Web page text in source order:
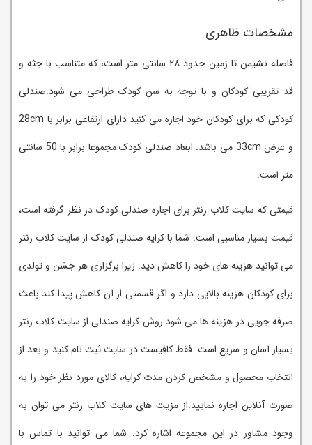
مشخصات ظاهری
فاصله نشیمن تا زمین حدود ۲۸ سانتی متر است، که متناسب با جثه و
قد تقریبی کودکان و با توجه به سن کودک طراحی می شود.صندلی
کودکی که برای کودکان خود اجاره می کنید دارای ارتفاعی برابر با 28cm
و عرض 33cm می باشد. ابعاد صندلی کودک مجموعا برابر با 50 سانتی
متر است.
قیمتی که سایت کلاب رنتر برای اجاره صندلی کودک در نظر گرفته است،
قیمت بسیار مناسبی است. شما با کرایه صندلی کودک از سایت کلاب رنتر
می توانید هزینه های خود را کاهش دید. زیرا برگزاری هر جشن و تولدی
برای کودکان هزینه بالایی دارد و اگر قسمتی از آن کاهش پیدا کند باعث
صرفه جویی در هزینه ها می شود.روش کرایه صندلی از سایت کلاب رنتر
بسیار آسان و سریع است. فقط کافیست در سایت ثبت نام کنید و بعد از
انتخاب محصول و مشخص کردن مدت کرایه، کالای مورد نظر خود را به
صورت آنلاین اجاره نمایید.از مزیت های سایت کلاب رنتر می توان به
وجود مشاور در این مجموعه اشاره کرد. شما می توانید با تماس با